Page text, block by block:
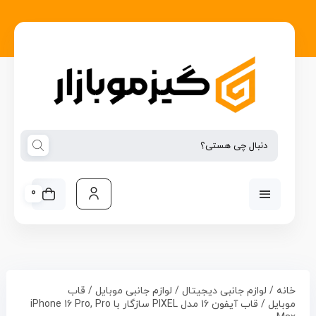
0
خانه / لوازم جانبی دیجیتال/ لوازم جانبی موبایل / قاب
موبایل
/ قاب آیفون 16 مدل PIXEL سازگار با iPhone 16 Pro, Pro